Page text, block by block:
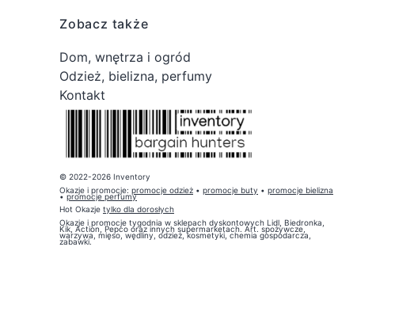
Zobacz także
Dom, wnętrza i ogród
Odzież, bielizna, perfumy
Kontakt
© 2022-2026 Inventory
Okazje i promocje: promocje odzież • promocje buty • promocje bielizna
•promocje perfumy
Hot Okazje tylko dla dorosłych
Okazje i promocje tygodnia w sklepach dyskontowych Lidl, Biedronka,
Kik, Action, Pepco oraz innych supermarketach. Art. spożywcze,
warzywa, mięso, wędliny, odzież, kosmetyki, chemia gospodarcza,
zabawki.